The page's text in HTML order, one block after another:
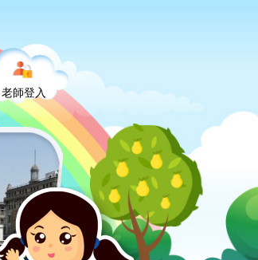
老師登入